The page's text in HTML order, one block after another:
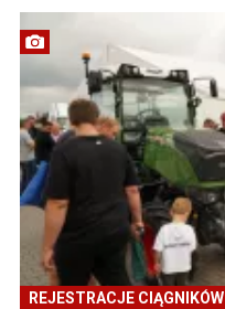
REJESTRACJE CIĄGNIKÓW